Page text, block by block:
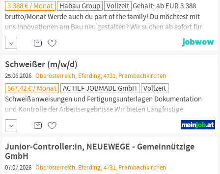
3.388 € / Monat Habau Group Vollzeit Gehalt: ab EUR 3.388
brutto/Monat Werde auch du part of the family! Du möchtest mit
uns Innovationen am Bau neu gestalten? Wir suchen ab sofort für
unser Team in Eferding:Das
erwartet dich bei unsInteressante und
abwechslungsreiche Tätigkeiten in unserer KFZ Abteilung:
Durchführung von Reparatur- und Servicearbeiten an leichten
Nutzfahrzeugen und PKWs des
Schweißer (m/w/d)
25.06.2026 Oberösterreich, Eferding, 4731, Prambachkirchen
567,42 € / Monat ACTIEF JOBMADE GmbH
Vollzeit
Schweißanweisungen und Fertigungsunterlagen Dokumentation
und Kontrolle der Arbeitsergebnisse Wir bieten Langfristige
Anstellung in einem erfolgreichen und wachsenden Unternehmen
Abwechslungsreiches Aufgabengebiet mit Eigenverantwortung
Angenehmes Arbeitsumfeld mit kurzen Entscheidungswegen
Gesundheitsangebote
Junior-Controller:in, NEUEWEGE - Gemeinnützige
GmbH
07.07.2026 Oberösterreich, Eferding, 4731, Prambachkirchen